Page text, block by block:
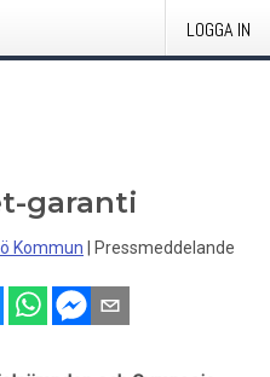
LOGGA IN
garanti
Kommun Pressmeddelande